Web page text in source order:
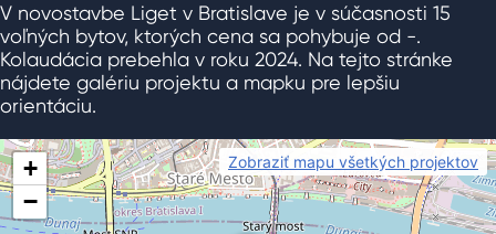
V novostavbe Liget v Bratislave je v súčasnosti 15
voľných bytov, ktorých cena sa pohybuje od -.
Kolaudácia prebehla v roku 2024. Na tejto stránke
nájdete galériu projektu a mapku pre lepšiu
orientáciu.
Zobraziť mapu všetkých projektov
+
−